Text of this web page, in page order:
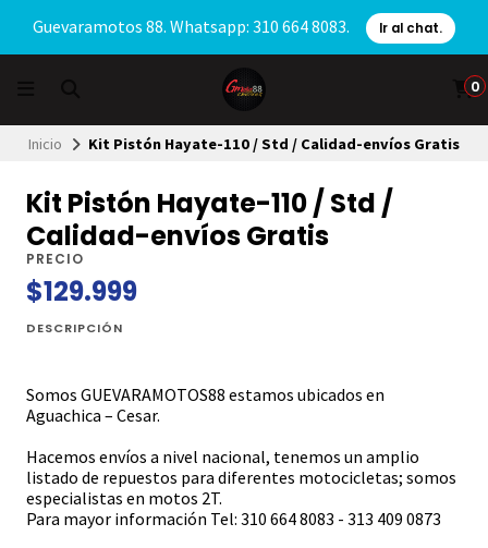
Guevaramotos 88. Whatsapp: 310 664 8083. Ir al chat.
0
Inicio Kit Pistón Hayate-110 / Std / Calidad-envíos Gratis
Kit Pistón Hayate-110 / Std /
Calidad-envíos Gratis
PRECIO
$129.999
DESCRIPCIÓN
Somos GUEVARAMOTOS88 estamos ubicados en
Aguachica – Cesar.
Hacemos envíos a nivel nacional, tenemos un amplio
listado de repuestos para diferentes motocicletas; somos
especialistas en motos 2T.
Para mayor información Tel: 310 664 8083 - 313 409 0873